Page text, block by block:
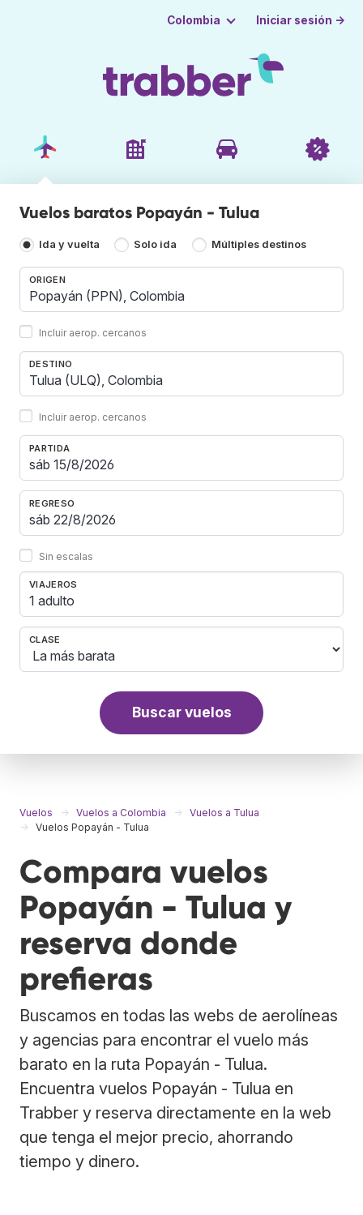
Colombia Iniciar sesión →
Vuelos baratos Popayán - Tulua
Ida y vuelta Solo ida Múltiples destinos
ORIGEN
Incluir aerop. cercanos
DESTINO
Incluir aerop. cercanos
PARTIDA
REGRESO
Sin escalas
VIAJEROS
1 adulto
CLASE
Buscar vuelos
Vuelos Vuelos a Colombia
Vuelos a Tulua
Vuelos Popayán - Tulua
Compara vuelos
Popayán - Tulua y
reserva donde
prefieras
Buscamos en todas las webs de aerolíneas
y agencias para encontrar el vuelo más
barato en la ruta Popayán - Tulua.
Encuentra vuelos Popayán - Tulua en
Trabber y reserva directamente en la web
que tenga el mejor precio, ahorrando
tiempo y dinero.